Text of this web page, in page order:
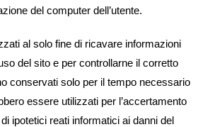
del computer dell’utente.
al solo fine di ricavare informazioni
del sito e per controllarne il corretto
conservati solo per il tempo necessario
essere utilizzati per l’accertamento
ipotetici reati informatici ai danni del